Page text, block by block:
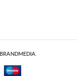
BRANDMEDIA.